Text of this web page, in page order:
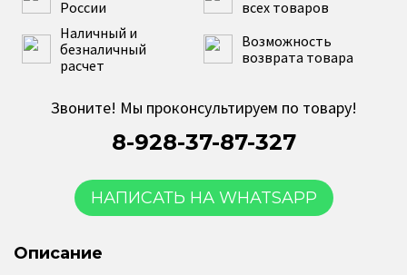
России
всех товаров
Наличный и
безналичный
расчет
Возможность
возврата товара
Звоните! Мы проконсультируем по товару!
8-928-37-87-327
НАПИСАТЬ НА WHATSAPP
Описание